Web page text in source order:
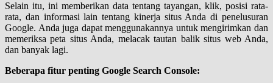
Selain itu, ini memberikan data tentang tayangan, klik, posisi rata-
rata, dan informasi lain tentang kinerja situs Anda di penelusuran
Google. Anda juga dapat menggunakannya untuk mengirimkan dan
memeriksa peta situs Anda, melacak tautan balik situs web Anda,
dan banyak lagi.
Beberapa fitur penting Google Search Console: